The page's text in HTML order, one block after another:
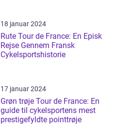
18 januar 2024
Rute Tour de France: En Episk
Rejse Gennem Fransk
Cykelsportshistorie
17 januar 2024
Grøn trøje Tour de France: En
guide til cykelsportens mest
prestigefyldte pointtrøje